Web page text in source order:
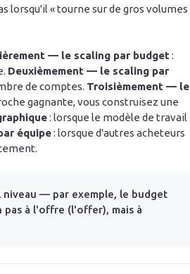
lorsqu'il « tourne sur de gros volumes
— le scaling par budget :
Deuxièmement — le scaling par
de comptes. Troisièmement — le
gagnante, vous construisez une
: lorsque le modèle de travail
équipe: lorsque d'autres acheteurs
niveau — par exemple, le budget
à l'offre (l'offer), mais à